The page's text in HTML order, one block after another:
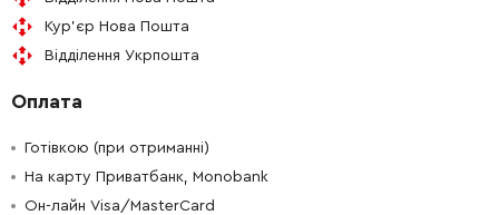
Кур'єр Нова Пошта
Відділення Укрпошта
Оплата
Готівкою (при отриманні)
На карту Приватбанк, Monobank
Он-лайн Visa/MasterCard